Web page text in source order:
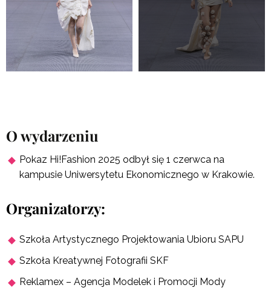
O wydarzeniu
Pokaz Hi!Fashion 2025 odbył się 1 czerwca na
kampusie Uniwersytetu Ekonomicznego w Krakowie.
Organizatorzy:
Szkoła Artystycznego Projektowania Ubioru SAPU
Szkoła Kreatywnej Fotografii SKF
Reklamex – Agencja Modelek i Promocji Mody